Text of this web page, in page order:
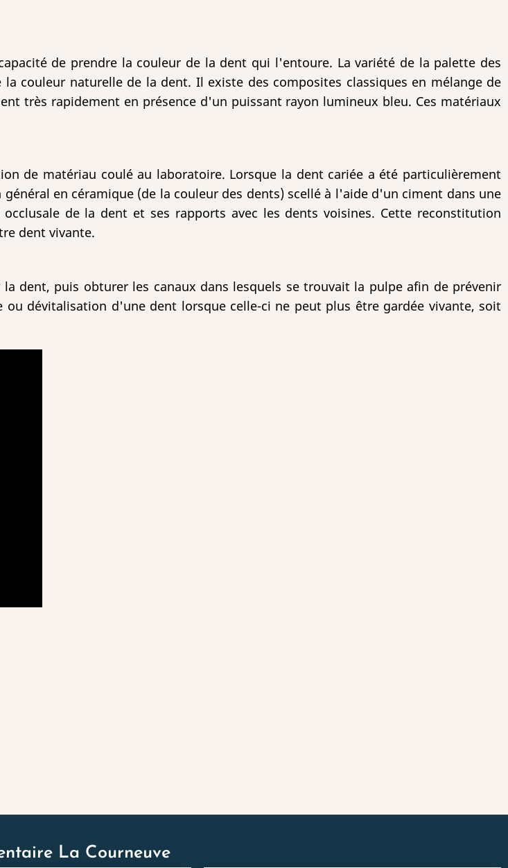
de prendre la couleur de la dent qui l'entoure. La variété de la palette des
couleur naturelle de la dent. Il existe des composites classiques en mélange de
très rapidement en présence d'un puissant rayon lumineux bleu. Ces matériaux
de matériau coulé au laboratoire. Lorsque la dent cariée a été particulièrement
en céramique (de la couleur des dents) scellé à l'aide d'un ciment dans une
de la dent et ses rapports avec les dents voisines. Cette reconstitution
dent vivante.
dent, puis obturer les canaux dans lesquels se trouvait la pulpe afin de prévenir
dévitalisation d'une dent lorsque celle-ci ne peut plus être gardée vivante, soit
La Courneuve